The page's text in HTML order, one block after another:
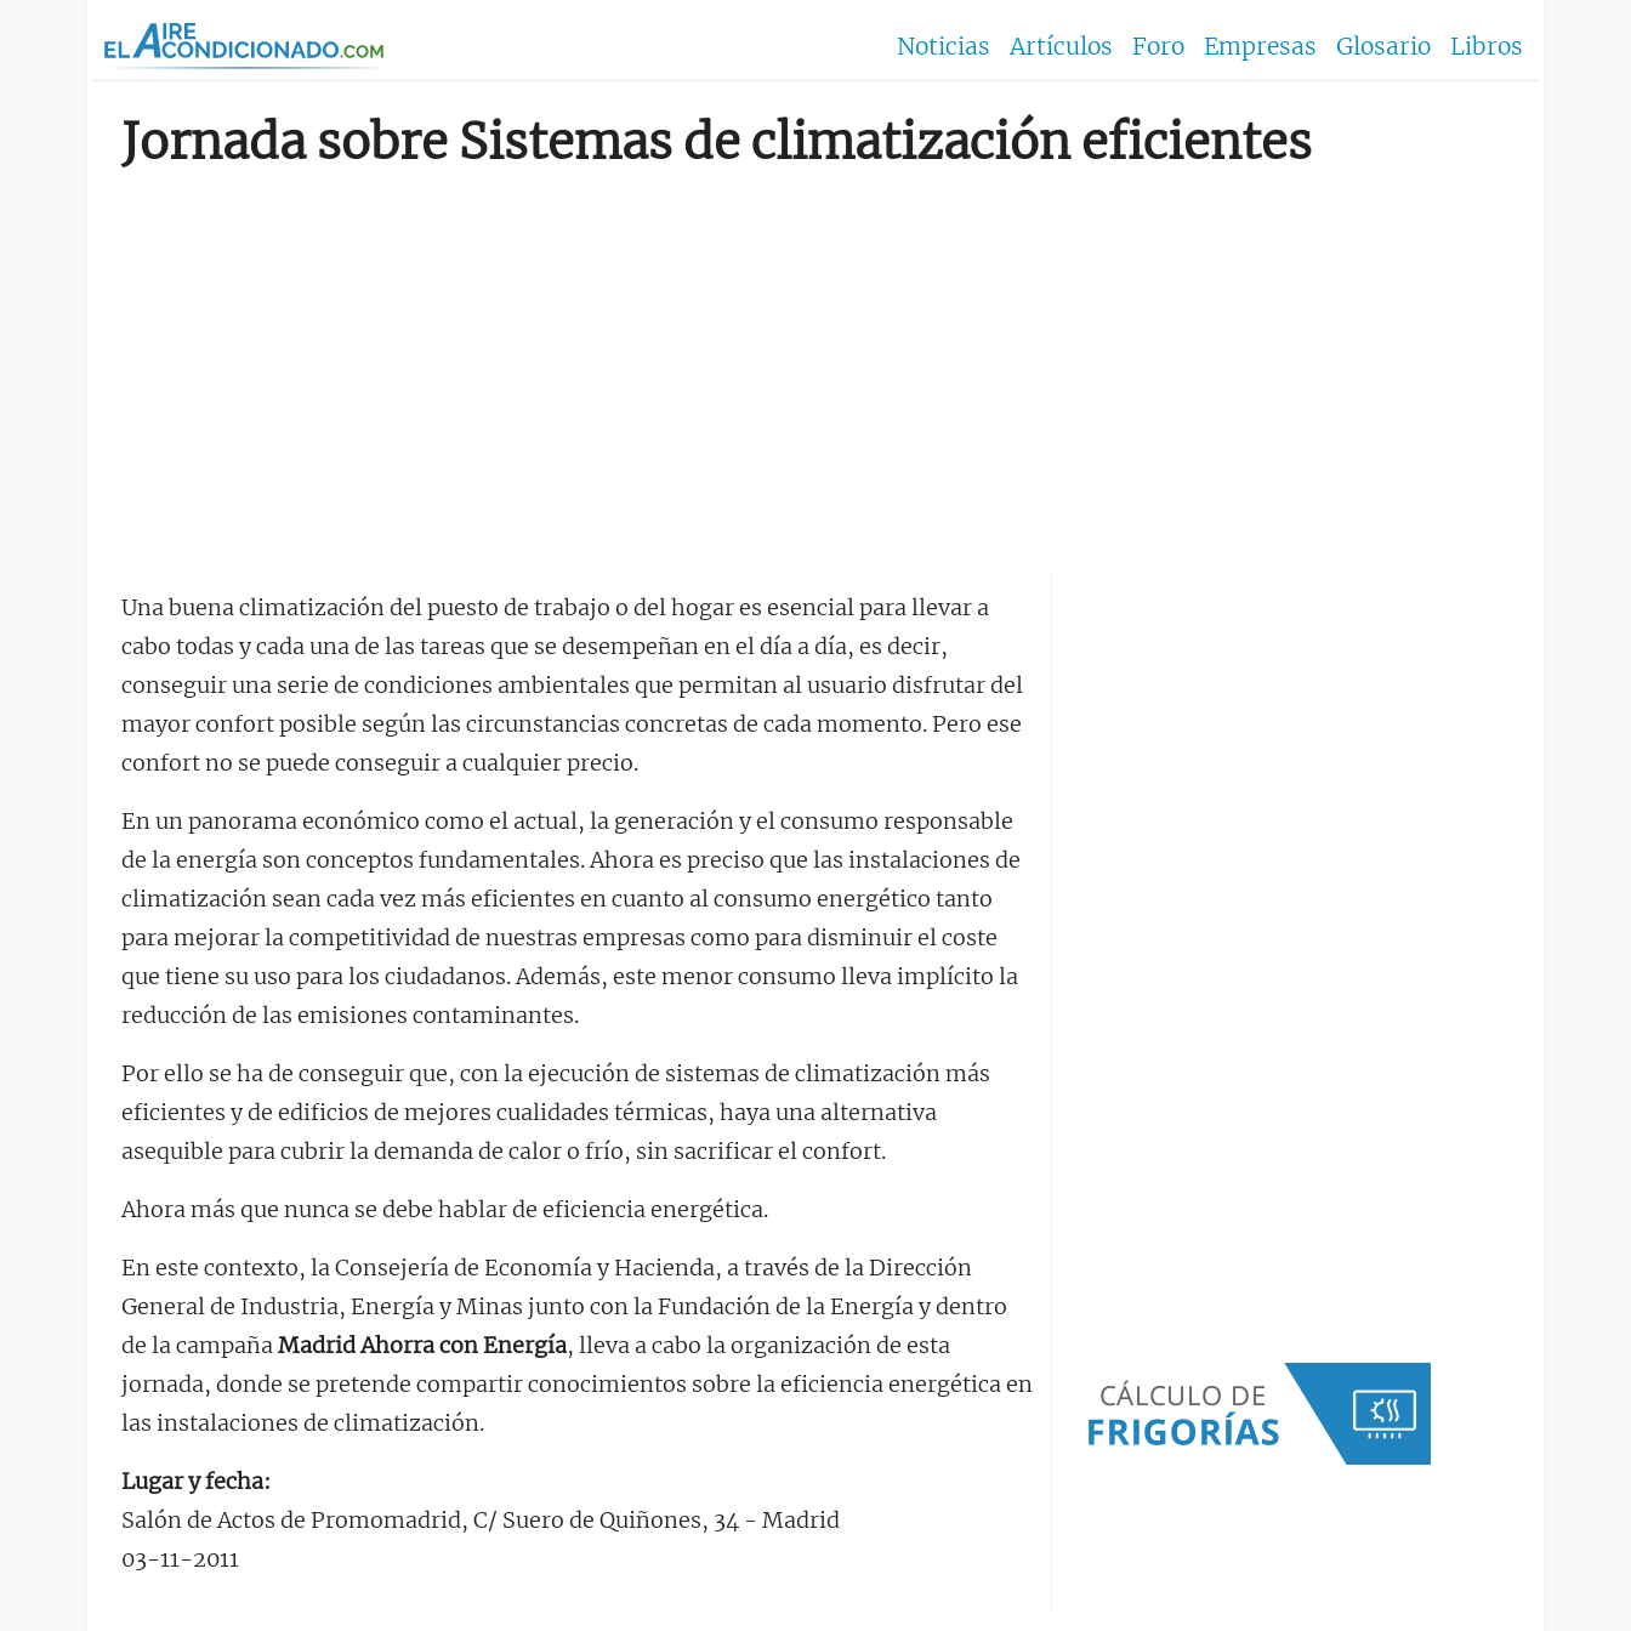
Noticias Artículos Foro Empresas Glosario Libros
Jornada sobre Sistemas de climatización eficientes
Una buena climatización del puesto de trabajo o del hogar es esencial para llevar a
cabo todas y cada una de las tareas que se desempeñan en el día a día, es decir,
conseguir una serie de condiciones ambientales que permitan al usuario disfrutar del
mayor confort posible según las circunstancias concretas de cada momento. Pero ese
confort no se puede conseguir a cualquier precio.
En un panorama económico como el actual, la generación y el consumo responsable
de la energía son conceptos fundamentales. Ahora es preciso que las instalaciones de
climatización sean cada vez más eficientes en cuanto al consumo energético tanto
para mejorar la competitividad de nuestras empresas como para disminuir el coste
que tiene su uso para los ciudadanos. Además, este menor consumo lleva implícito la
reducción de las emisiones contaminantes.
Por ello se ha de conseguir que, con la ejecución de sistemas de climatización más
eficientes y de edificios de mejores cualidades térmicas, haya una alternativa
asequible para cubrir la demanda de calor o frío, sin sacrificar el confort.
Ahora más que nunca se debe hablar de eficiencia energética.
En este contexto, la Consejería de Economía y Hacienda, a través de la Dirección
General de Industria, Energía y Minas junto con la Fundación de la Energía y dentro
de la campañaMadrid Ahorra con Energía, lleva a cabo la organización de esta
jornada, donde se pretende compartir conocimientos sobre la eficiencia energética en
las instalaciones de climatización.
Lugar y fecha:
Salón de Actos de Promomadrid, C/ Suero de Quiñones, 34 - Madrid
03-11-2011